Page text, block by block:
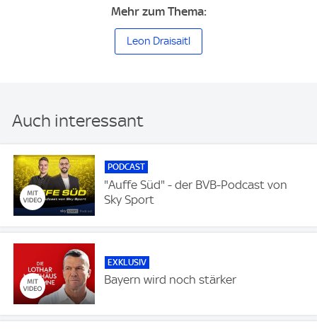
Mehr zum Thema:
Leon Draisaitl
Auch interessant
PODCAST
"Auffe Süd" - der BVB-Podcast von
Sky Sport
EXKLUSIV
Bayern wird noch stärker